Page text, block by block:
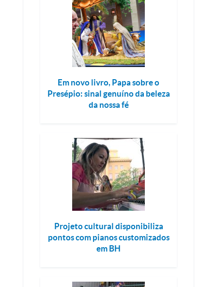
Em novo livro, Papa sobre o
Presépio: sinal genuíno da beleza
da nossa fé
Projeto cultural disponibiliza
pontos com pianos customizados
em BH